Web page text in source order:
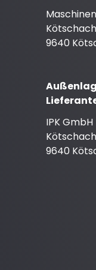
9640
IPK GmbH
9640